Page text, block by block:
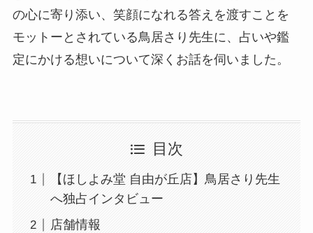
の心に寄り添い、笑顔になれる答えを渡すことを
モットーとされている鳥居さり先生に、占いや鑑
定にかける想いについて深くお話を伺いました。
目次
【ほしよみ堂 自由が丘店】鳥居さり先生
へ独占インタビュー
店舗情報